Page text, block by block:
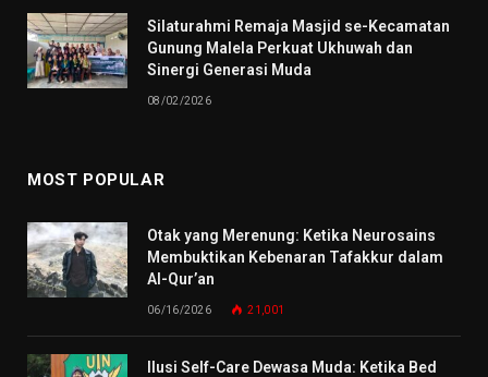
Silaturahmi Remaja Masjid se-Kecamatan
Gunung Malela Perkuat Ukhuwah dan
Sinergi Generasi Muda
08/02/2026
MOST POPULAR
Otak yang Merenung: Ketika Neurosains
Membuktikan Kebenaran Tafakkur dalam
Al-Qur’an
06/16/2026 21,001
Ilusi Self-Care Dewasa Muda: Ketika Bed